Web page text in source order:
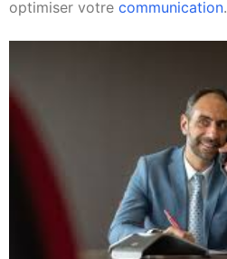
optimiser votre communication.